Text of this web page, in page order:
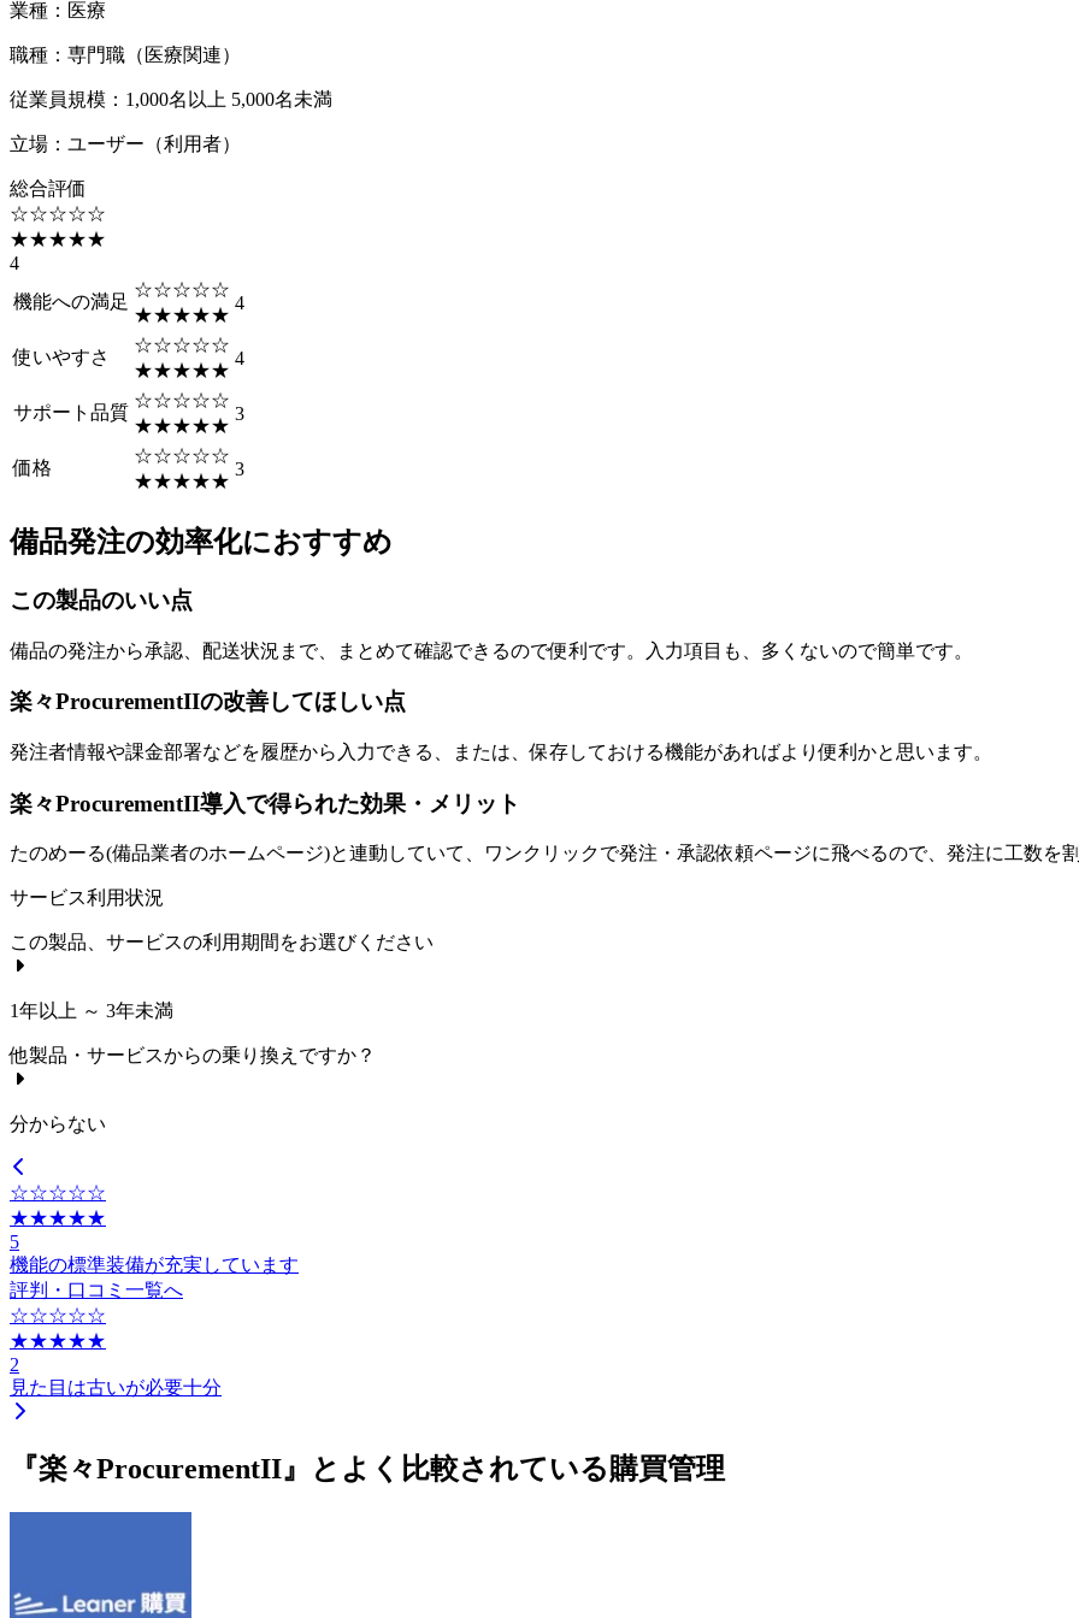
業種 ： 医療
職種 ： 専門職（医療関連）
従業員規模 ： 1,000名以上 5,000名未満
立場 ： ユーザー（利用者）
総合評価
☆☆☆☆☆
★★★★★
4
機能への満足
☆☆☆☆☆
★★★★★
4
使いやすさ
☆☆☆☆☆
★★★★★
4
サポート品質
☆☆☆☆☆
★★★★★
3
価格
☆☆☆☆☆
★★★★★
3
備品発注の効率化におすすめ
この製品のいい点
備品の発注から承認、配送状況まで、まとめて確認できるので便利です。入力項目も、多くないので簡単です。
楽々ProcurementIIの改善してほしい点
発注者情報や課金部署などを履歴から入力できる、または、保存しておける機能があればより便利かと思います。
楽々ProcurementII導入で得られた効果・メリット
たのめーる(備品業者のホームページ)と連動していて、ワンクリックで発注・承認依頼ページに飛べるので、発注に工数を
サービス利用状況
この製品、サービスの利用期間をお選びください
1年以上 ～ 3年未満
他製品・サービスからの乗り換えですか？
分からない
☆☆☆☆☆
★★★★★
5
機能の標準装備が充実しています
評判・口コミ一覧へ
☆☆☆☆☆
★★★★★
2
見た目は古いが必要十分
『楽々ProcurementII』とよく比較されている購買管理